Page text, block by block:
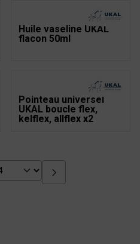
Huile vaseline UKAL
flacon 50ml
Pointeau universel
UKAL boucle flex,
kelflex, allflex x2